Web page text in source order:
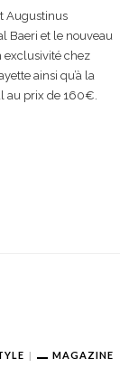
Augustinus
Baeri et le nouveau
exclusivité chez
ainsi qu’à la
au prix de 160€.
MAGAZINE